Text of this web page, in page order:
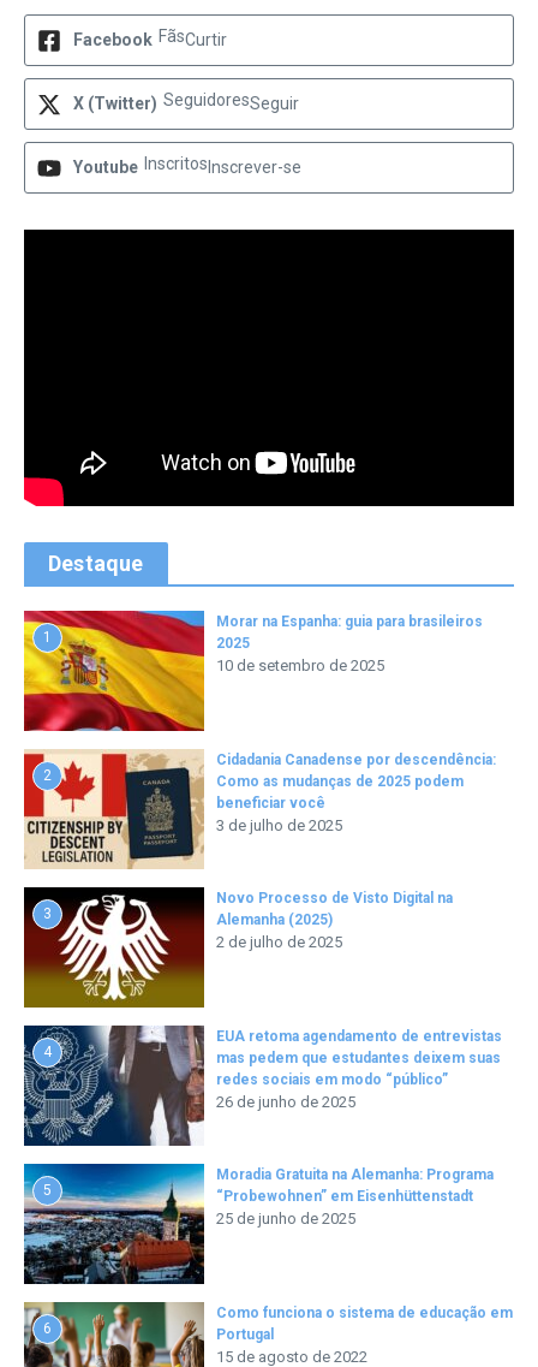
Facebook FãsCurtir
X (Twitter) SeguidoresSeguir
Youtube Inscritos Inscrever-se
Destaque
1
Morar na Espanha: guia para brasileiros
2025
10 de setembro de 2025
2
Cidadania Canadense por descendência:
Como as mudanças de 2025 podem
beneficiar você
3 de julho de 2025
3
Novo Processo de Visto Digital na
Alemanha (2025)
2 de julho de 2025
4
EUA retoma agendamento de entrevistas
mas pedem que estudantes deixem suas
redes sociais em modo “público”
26 de junho de 2025
5
Moradia Gratuita na Alemanha: Programa
“Probewohnen” em Eisenhüttenstadt
25 de junho de 2025
6
Como funciona o sistema de educação em
Portugal
15 de agosto de 2022